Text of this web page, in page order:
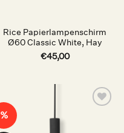
Rice Papierlampenschirm
Ø60 Classic White, Hay
€45,00
%